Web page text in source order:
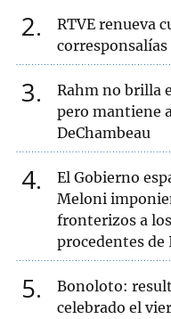
2
RTVE renueva
corresponsalías
3
Rahm no brilla
pero mantiene
DeChambeau
4
El Gobierno
Meloni
fronterizos a
procedentes de
5
Bonoloto:
celebrado el